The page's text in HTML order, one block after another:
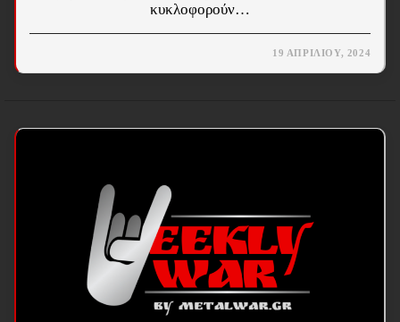
κυκλοφορούν…
19 ΑΠΡΙΛΊΟΥ, 2024